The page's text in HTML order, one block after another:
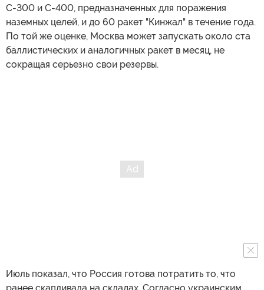
С-300 и С-400, предназначенных для поражения
наземных целей, и до 60 ракет "Кинжал" в течение года.
По той же оценке, Москва может запускать около ста
баллистических и аналогичных ракет в месяц, не
сокращая серьезно свои резервы.
Июль показал, что Россия готова потратить то, что